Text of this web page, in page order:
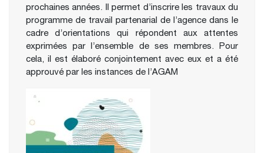
prochaines années. Il permet d’inscrire les travaux du
programme de travail partenarial de l’agence dans le
cadre d’orientations qui répondent aux attentes
exprimées par l’ensemble de ses membres. Pour
cela, il est élaboré conjointement avec eux et a été
approuvé par les instances de l’AGAM